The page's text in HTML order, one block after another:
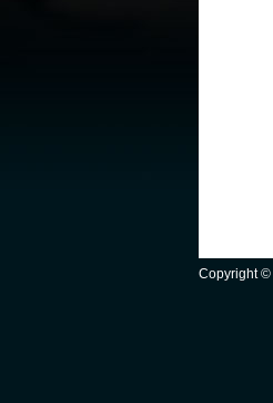
Copyright ©